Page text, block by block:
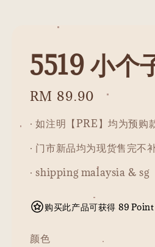
5519 小个
Regular
price
RM 89.90
· 如注明【PRE】均为预购
· 门市新品均为现货售完不
· shipping malaysia & sg
购买此产品可获得 89 Point
颜色